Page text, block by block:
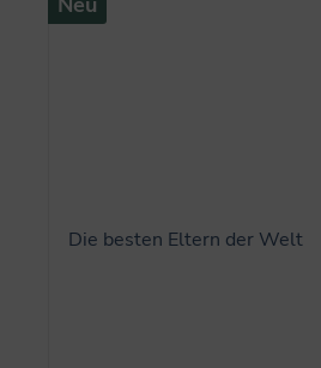
Die besten Eltern der Welt